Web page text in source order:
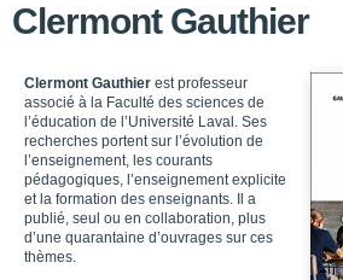
Clermont Gauthier
Clermont Gauthier est professeur
associé à la Faculté des sciences de
l’éducation de l’Université Laval. Ses
recherches portent sur l’évolution de
l’enseignement, les courants
pédagogiques, l’enseignement explicite
et la formation des enseignants. Il a
publié, seul ou en collaboration, plus
d’une quarantaine d’ouvrages sur ces
thèmes.